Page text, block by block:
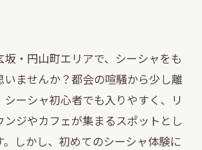
・円山町エリアで、シーシャをも
いませんか？都会の喧騒から少し離
ーシャ初心者でも入りやすく、リ
ンジやカフェが集まるスポットとし
しかし、初めてのシーシャ体験に